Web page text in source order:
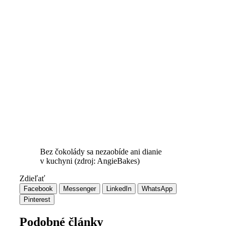
Bez čokolády sa nezaobíde ani dianie
v kuchyni (zdroj: AngieBakes)
Zdieľať
Facebook Messenger LinkedIn
WhatsApp
Pinterest
Podobné články